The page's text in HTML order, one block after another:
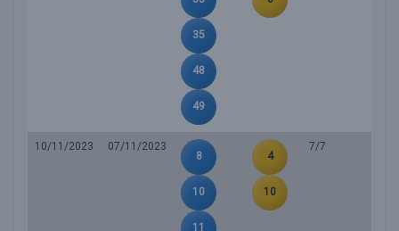
35
48
49
10/11/2023
07/11/2023
8
10
11
4
10
7/7